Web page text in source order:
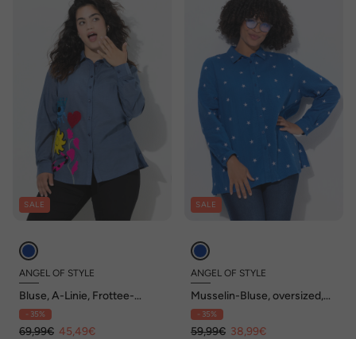
SALE
ANGEL OF STYLE
Bluse, A-Linie, Frottee-
Stickerei, Langarm
- 35%
69,99€ 45,49€
SALE
ANGEL OF STYLE
Musselin-Bluse, oversized,
Sternen-Stickerei
- 35%
59,99€ 38,99€